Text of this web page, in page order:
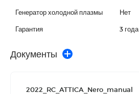
Генератор холодной плазмы Нет
Гарантия 3 года
Документы
2022_RC_ATTICA_Nero_manual